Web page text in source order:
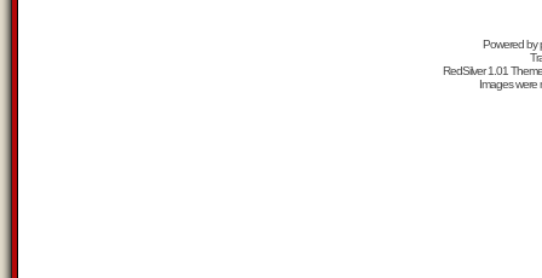
Powered by
RedSilver 1.01
Images were